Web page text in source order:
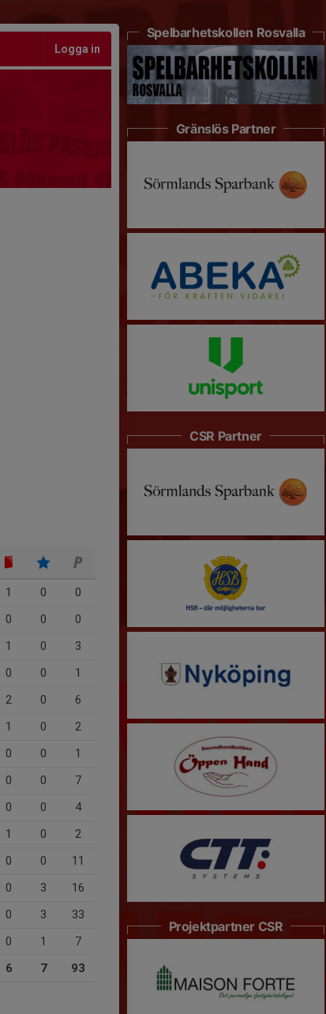
Logga in
1 0
0
0 0
0
1 0
3
0 0
1
2 0
6
1 0
2
0 0
1
0 0
7
0 0
4
1 0
2
0 0
11
0 3
16
0 3
33
0 1
7
6 7 93
Spelbarhetskollen Rosvalla
Gränslös Partner
CSR Partner
Projektpartner CSR